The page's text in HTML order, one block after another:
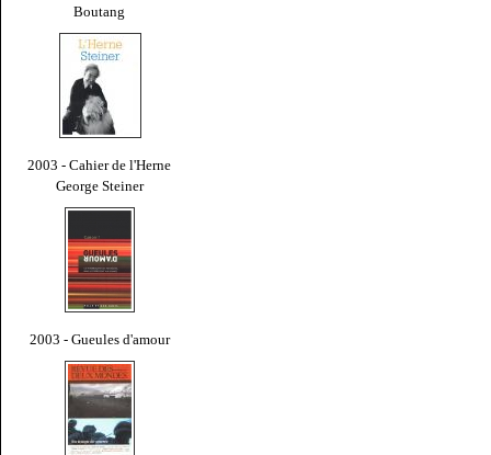
Boutang
2003 - Cahier de l'Herne
George Steiner
2003 - Gueules d'amour